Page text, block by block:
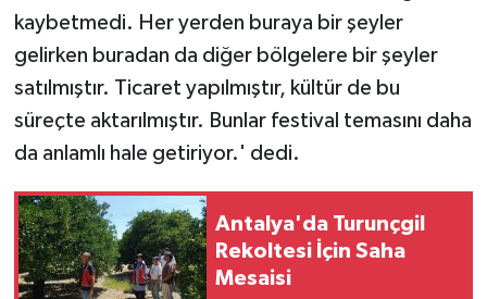
kaybetmedi. Her yerden buraya bir şeyler
gelirken buradan da diğer bölgelere bir şeyler
satılmıştır. Ticaret yapılmıştır, kültür de bu
süreçte aktarılmıştır. Bunlar festival temasını daha
da anlamlı hale getiriyor.' dedi.
Antalya'da Turunçgil
Rekoltesi İçin Saha
Mesaisi